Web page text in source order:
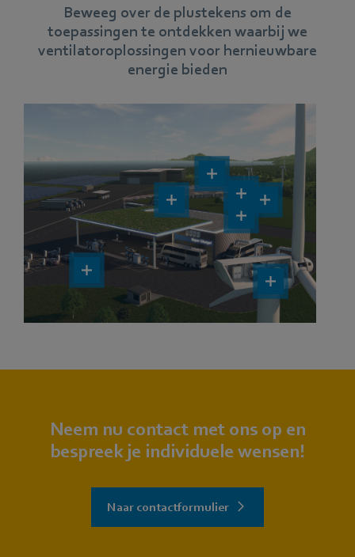
Beweeg over de plustekens om de
toepassingen te ontdekken waarbij we
ventilatoroplossingen voor hernieuwbare
energie bieden
Neem nu contact met ons op en
bespreek je individuele wensen!
Naar contactformulier